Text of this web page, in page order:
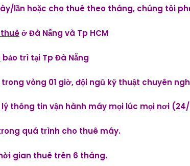
lần hoặc cho thuê theo tháng, chúng tôi
ở Đà Nẵng và Tp HCM
bảo trì tại Tp Đà Nẵng
vòng 01 giờ, đội ngũ kỹ thuật chuyên
thông tin vận hành máy mọi lúc mọi nơi
quá trình cho thuê máy.
gian thuê trên 6 tháng.